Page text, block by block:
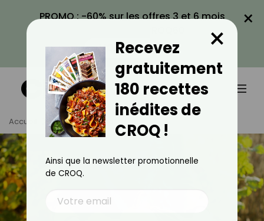
PROMO : -60% sur les offres 3 et 6 mois
VOIR LA PROMO
×
Accueil Tag Octobre
Recevez
gratuitement
180 recettes
inédites de
CROQ !
×
Ainsi que la newsletter promotionnelle
de CROQ.